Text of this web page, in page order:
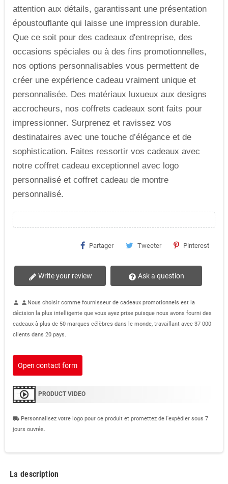
attention aux détails, garantissant une présentation
époustouflante qui laisse une impression durable.
Que ce soit pour des cadeaux d'entreprise, des
occasions spéciales ou à des fins promotionnelles,
nos options personnalisables vous permettent de
créer une expérience cadeau vraiment unique et
personnalisée. Des matériaux luxueux aux designs
accrocheurs, nos coffrets cadeaux sont faits pour
impressionner. Surprenez et ravissez vos
destinataires avec une touche d’élégance et de
sophistication. Faites ressortir vos cadeaux avec
notre coffret cadeau exceptionnel avec logo
personnalisé et coffret cadeau de montre
personnalisé.
Partager Tweeter Pinterest
Write your review Ask a question
person personNous choisir comme fournisseur de cadeaux promotionnels est la
décision la plus intelligente que vous ayez prise puisque nous avons fourni des
cadeaux à plus de 50 marques célèbres dans le monde, travaillant avec 37 000
clients dans 20 pays.
Open contact form
PRODUCT VIDEO
local_shipping Personnalisez votre logo pour ce produit et promettez de l'expédier sous 7
jours ouvrés.
La description